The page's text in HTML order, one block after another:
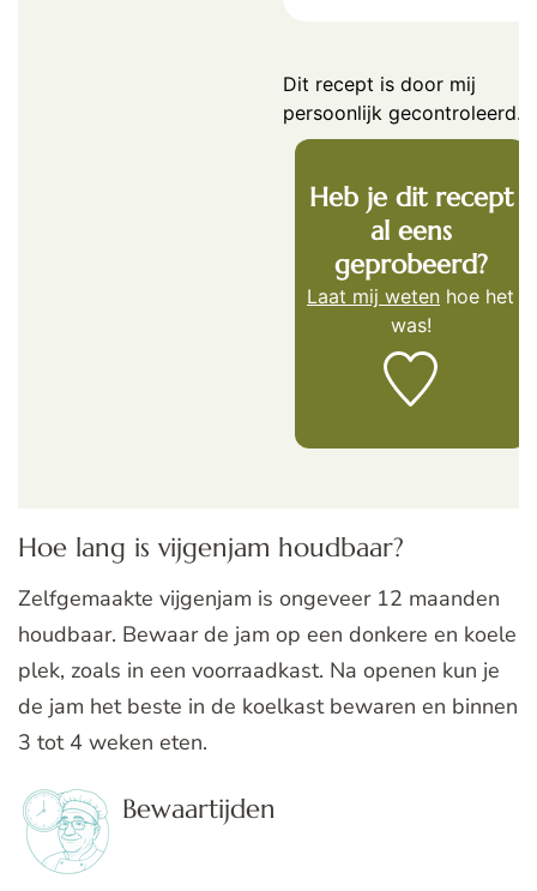
Dit recept is door mij
persoonlijk gecontroleerd.
Heb je dit recept
al eens
geprobeerd?
Laat mij weten hoe het
was!
Hoe lang is vijgenjam houdbaar?
Zelfgemaakte vijgenjam is ongeveer 12 maanden
houdbaar. Bewaar de jam op een donkere en koele
plek, zoals in een voorraadkast. Na openen kun je
de jam het beste in de koelkast bewaren en binnen
3 tot 4 weken eten.
Bewaartijden